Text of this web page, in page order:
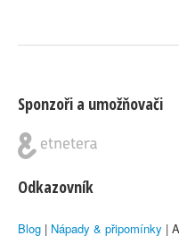
Sponzoři a umožňovači
Odkazovník
Blog | Nápady & připomínky |